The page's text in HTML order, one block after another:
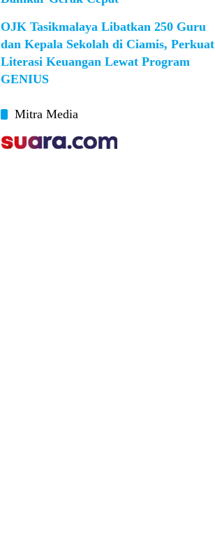
OJK Tasikmalaya Libatkan 250 Guru
dan Kepala Sekolah di Ciamis, Perkuat
Literasi Keuangan Lewat Program
GENIUS
Mitra Media